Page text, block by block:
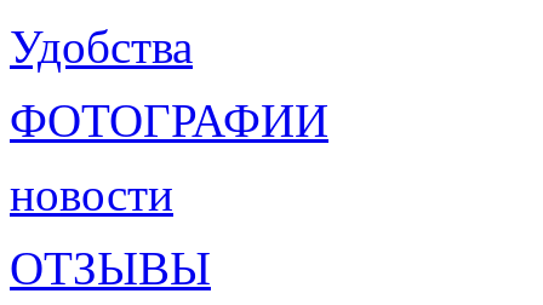
Удобства
ФОТОГРАФИИ
новости
ОТЗЫВЫ